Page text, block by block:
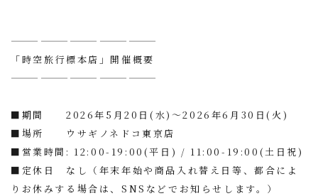
———————————————
「時空旅行標本店」開催概要
———————————————
■期間 2026年5月20日(水)〜2026年6月30日(火)
■場所 ウサギノネドコ東京店
■営業時間: 12:00-19:00(平日) / 11:00-19:00(土日祝)
■定休日 なし（年末年始や商品入れ替え日等、都合によ
りお休みする場合は、SNSなどでお知らせします。）